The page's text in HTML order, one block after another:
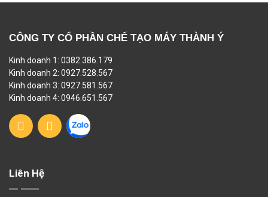
CÔNG TY CỔ PHẦN CHẾ TẠO MÁY THÀNH Ý
Kinh doanh 1: 0382.386.179
Kinh doanh 2: 0927.528.567
Kinh doanh 3: 0927.581.567
Kinh doanh 4: 0946.651.567
Liên Hệ